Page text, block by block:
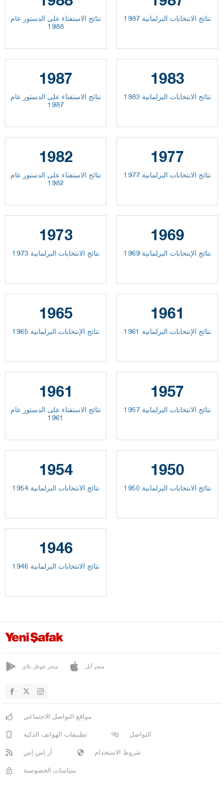
نتائج الاستفتاء على الدستور عام
1988
نتائج الانتخابات البرلمانية 1987
1987
نتائج الاستفتاء على الدستور عام
1987
1983
نتائج الانتخابات البرلمانية 1983
1982
نتائج الاستفتاء على الدستور عام
1982
1977
نتائج الانتخابات البرلمانية 1977
1973
نتائج الانتخابات البرلمانية 1973
1969
نتائج الإنتخابات البرلمانية 1969
1965
نتائج الإنتخابات البرلمانية 1965
1961
نتائج الإنتخابات البرلمانية 1961
1961
نتائج الاستفتاء على الدستور عام
1961
1957
نتائج الانتخابات البرلمانية 1957
1954
نتائج الانتخابات البرلمانية 1954
1950
نتائج الانتخابات البرلمانية 1950
1946
نتائج الانتخابات البرلمانية 1946
متجر غوغل بلاي متجر آبل
مواقع التواصل الاجتماعي
تطبيقات الهواتف الذكية التواصل
آر إس إس شروط الاستخدام
سياسات الخصوصية